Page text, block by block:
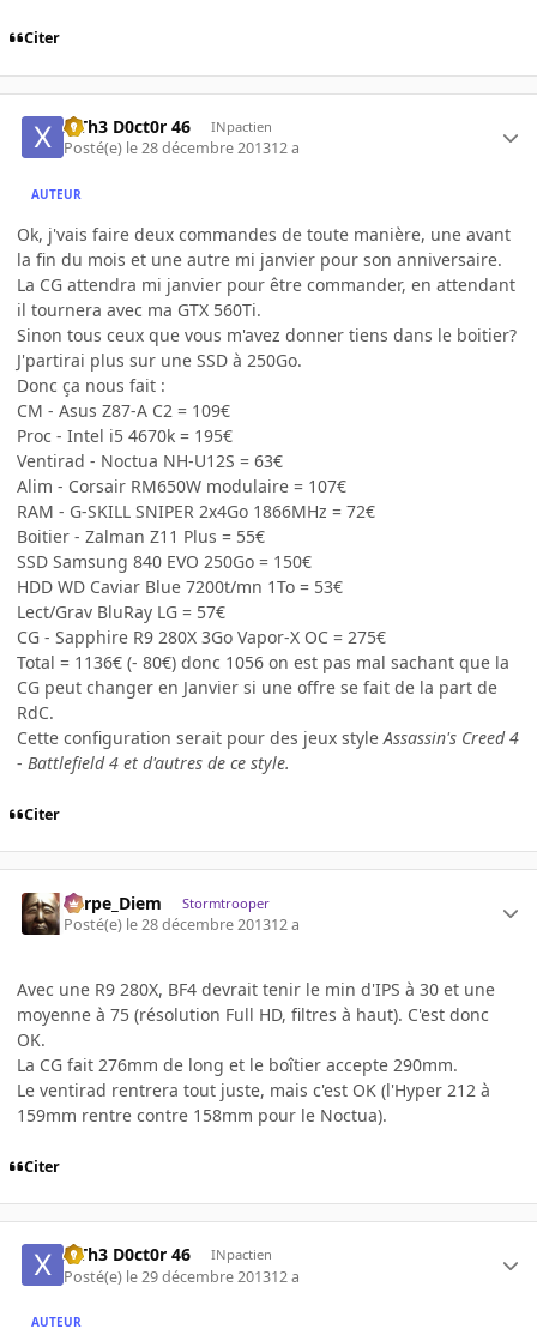
Citer
x Th3 D0ct0r 46 INpactien
Posté(e) le 28 décembre 201312 a
AUTEUR
Ok, j'vais faire deux commandes de toute manière, une avant
la fin du mois et une autre mi janvier pour son anniversaire.
La CG attendra mi janvier pour être commander, en attendant
il tournera avec ma GTX 560Ti.
Sinon tous ceux que vous m'avez donner tiens dans le boitier?
J'partirai plus sur une SSD à 250Go.
Donc ça nous fait :
CM - Asus Z87-A C2 = 109€
Proc - Intel i5 4670k = 195€
Ventirad - Noctua NH-U12S = 63€
Alim - Corsair RM650W modulaire = 107€
RAM - G-SKILL SNIPER 2x4Go 1866MHz = 72€
Boitier - Zalman Z11 Plus = 55€
SSD Samsung 840 EVO 250Go = 150€
HDD WD Caviar Blue 7200t/mn 1To = 53€
Lect/Grav BluRay LG = 57€
CG - Sapphire R9 280X 3Go Vapor-X OC = 275€
Total = 1136€ (- 80€) donc 1056 on est pas mal sachant que la
CG peut changer en Janvier si une offre se fait de la part de
RdC.
Cette configuration serait pour des jeux styleAssassin's Creed 4
- Battlefield 4 et d'autres de ce style.
Citer
Carpe_Diem Stormtrooper
Posté(e) le 28 décembre 201312 a
Avec une R9 280X, BF4 devrait tenir le min d'IPS à 30 et une
moyenne à 75 (résolution Full HD, filtres à haut). C'est donc
OK.
La CG fait 276mm de long et le boîtier accepte 290mm.
Le ventirad rentrera tout juste, mais c'est OK (l'Hyper 212 à
159mm rentre contre 158mm pour le Noctua).
Citer
x Th3 D0ct0r 46 INpactien
Posté(e) le 29 décembre 201312 a
AUTEUR